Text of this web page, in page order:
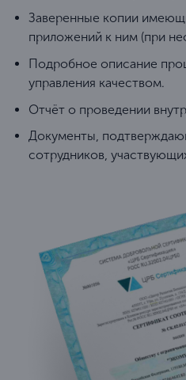
Заверенные копии
приложений к ним (при
Подробное описание
управления качеством.
Отчёт о проведении
Документы,
сотрудников,